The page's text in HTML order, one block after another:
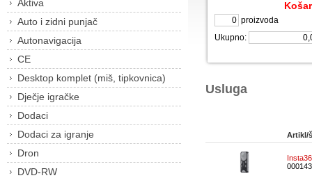
Aktiva
Auto i zidni punjač
Autonavigacija
CE
Desktop komplet (miš, tipkovnica)
Dječje igračke
Dodaci
Dodaci za igranje
Dron
DVD-RW
proizvoda
Ukupno:
Usluga
Artikl/